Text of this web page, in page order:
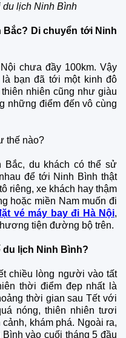
du lịch Ninh Bình
Bắc? Di chuyển tới Ninh
chưa đầy 100km. Vậy
bạn đã tới một kinh đô
nhiên cũng như giàu
những điểm đến vô cùng
thế nào?
Bắc, du khách có thể sử
để tới Ninh Bình thật
riêng, xe khách hay thậm
hoặc miền Nam muốn đi
vé máy bay đi Hà Nội,
tiện đường bộ trên.
du lịch Ninh Bình?
chiều lòng người vào tất
thời điểm đẹp nhất là
thời gian sau Tết với
nóng, thiên nhiên tươi
khám phá. Ngoài ra,
vào cuối tháng 5 đầu